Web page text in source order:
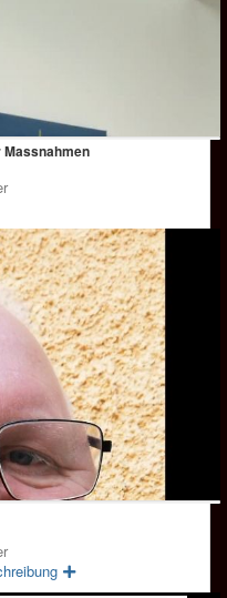
Massnahmen